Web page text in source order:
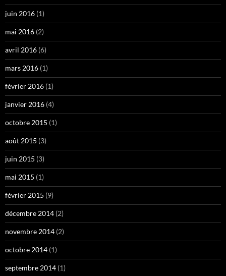
juin 2016 (1)
mai 2016 (2)
avril 2016 (6)
mars 2016 (1)
février 2016 (1)
janvier 2016 (4)
octobre 2015 (1)
août 2015 (3)
juin 2015 (3)
mai 2015 (1)
février 2015 (9)
décembre 2014 (2)
novembre 2014 (2)
octobre 2014 (1)
septembre 2014 (1)